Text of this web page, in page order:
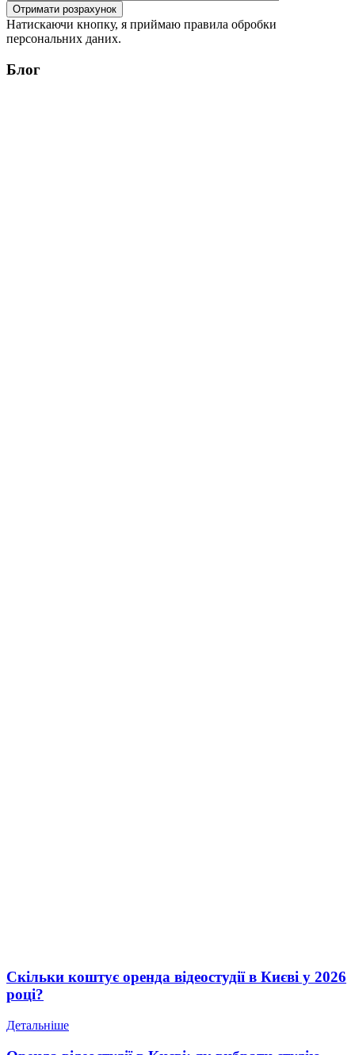
Отримати розрахунок
Натискаючи кнопку, я приймаю правила обробки
персональних даних.
Блог
Скільки коштує оренда відеостудії в Києві у 2026
році?
Детальніше